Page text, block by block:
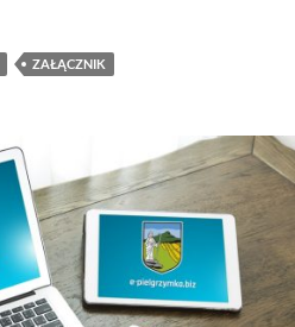
ZAŁĄCZNIK